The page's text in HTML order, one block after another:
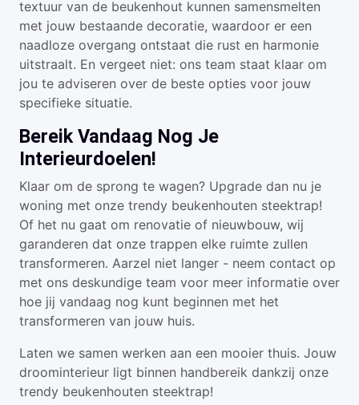
textuur van de beukenhout kunnen samensmelten
met jouw bestaande decoratie, waardoor er een
naadloze overgang ontstaat die rust en harmonie
uitstraalt. En vergeet niet: ons team staat klaar om
jou te adviseren over de beste opties voor jouw
specifieke situatie.
Bereik Vandaag Nog Je
Interieurdoelen!
Klaar om de sprong te wagen? Upgrade dan nu je
woning met onze trendy beukenhouten steektrap!
Of het nu gaat om renovatie of nieuwbouw, wij
garanderen dat onze trappen elke ruimte zullen
transformeren. Aarzel niet langer - neem contact op
met ons deskundige team voor meer informatie over
hoe jij vandaag nog kunt beginnen met het
transformeren van jouw huis.
Laten we samen werken aan een mooier thuis. Jouw
droominterieur ligt binnen handbereik dankzij onze
trendy beukenhouten steektrap!